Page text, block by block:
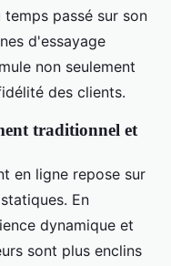
passé sur son
d'essayage
non seulement
des clients.
traditionnel et
en ligne repose sur
En
dynamique et
sont plus enclins